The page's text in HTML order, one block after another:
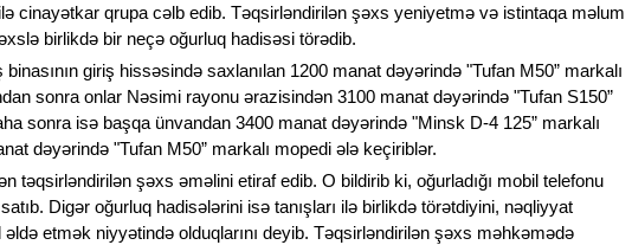
cinayətkar qrupa cəlb edib. Təqsirləndirilən şəxs yeniyetmə və istintaqa məlum
birlikdə bir neçə oğurluq hadisəsi törədib.
giriş hissəsində saxlanılan 1200 manat dəyərində "Tufan M50” markalı
sonra onlar Nəsimi rayonu ərazisindən 3100 manat dəyərində "Tufan S150”
sonra isə başqa ünvandan 3400 manat dəyərində "Minsk D-4 125” markalı
dəyərində "Tufan M50” markalı mopedi ələ keçiriblər.
təqsirləndirilən şəxs əməlini etiraf edib. O bildirib ki, oğurladığı mobil telefonu
Digər oğurluq hadisələrini isə tanışları ilə birlikdə törətdiyini, nəqliyyat
etmək niyyətində olduqlarını deyib. Təqsirləndirilən şəxs məhkəmədə